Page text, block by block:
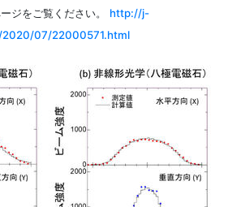
ジをご覧ください。 http://j-
07/22000571.html